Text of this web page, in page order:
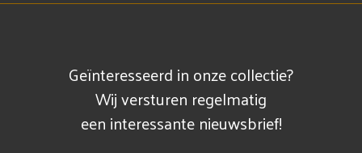
Geïnteresseerd in onze collectie?
Wij versturen regelmatig
een interessante nieuwsbrief!